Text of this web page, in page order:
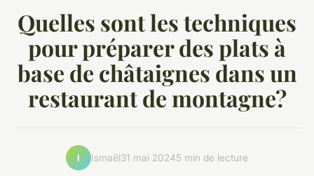
Quelles sont les techniques
pour préparer des plats à
base de châtaignes dans un
restaurant de montagne?
I Ismaël31 mai 20245 min de lecture